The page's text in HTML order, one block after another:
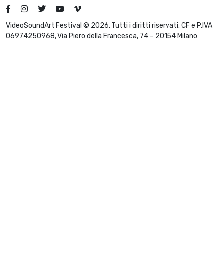
VideoSoundArt Festival © 2026. Tutti i diritti riservati. CF e P.IVA
06974250968, Via Piero della Francesca, 74 – 20154 Milano